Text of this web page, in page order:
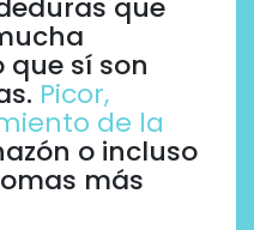
que
sí son
Picor,
de la
o incluso
más